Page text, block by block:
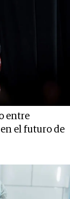
entre
el futuro de